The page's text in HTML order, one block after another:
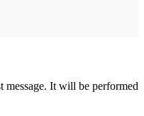
message. It will be performed